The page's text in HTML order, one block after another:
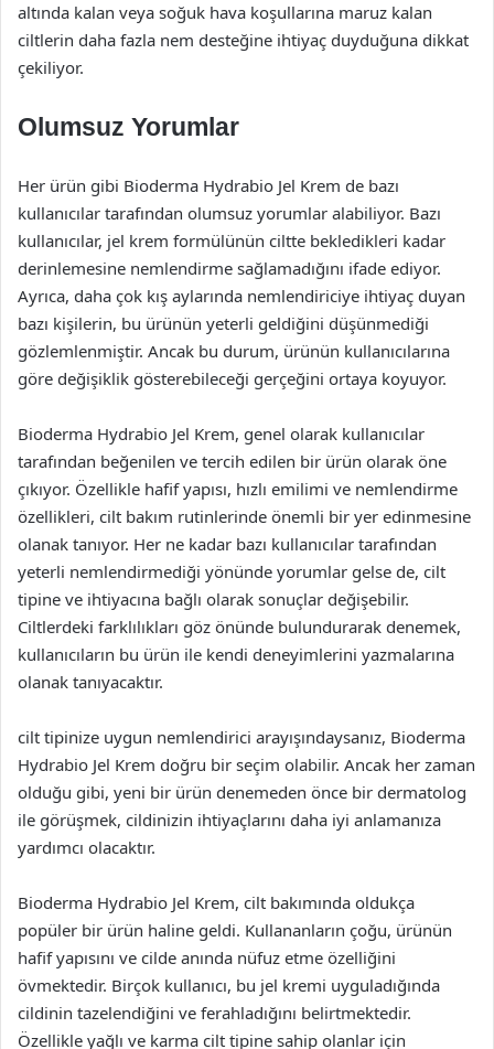
altında kalan veya soğuk hava koşullarına maruz kalan
ciltlerin daha fazla nem desteğine ihtiyaç duyduğuna dikkat
çekiliyor.
Olumsuz Yorumlar
Her ürün gibi Bioderma Hydrabio Jel Krem de bazı
kullanıcılar tarafından olumsuz yorumlar alabiliyor. Bazı
kullanıcılar, jel krem formülünün ciltte bekledikleri kadar
derinlemesine nemlendirme sağlamadığını ifade ediyor.
Ayrıca, daha çok kış aylarında nemlendiriciye ihtiyaç duyan
bazı kişilerin, bu ürünün yeterli geldiğini düşünmediği
gözlemlenmiştir. Ancak bu durum, ürünün kullanıcılarına
göre değişiklik gösterebileceği gerçeğini ortaya koyuyor.
Bioderma Hydrabio Jel Krem, genel olarak kullanıcılar
tarafından beğenilen ve tercih edilen bir ürün olarak öne
çıkıyor. Özellikle hafif yapısı, hızlı emilimi ve nemlendirme
özellikleri, cilt bakım rutinlerinde önemli bir yer edinmesine
olanak tanıyor. Her ne kadar bazı kullanıcılar tarafından
yeterli nemlendirmediği yönünde yorumlar gelse de, cilt
tipine ve ihtiyacına bağlı olarak sonuçlar değişebilir.
Ciltlerdeki farklılıkları göz önünde bulundurarak denemek,
kullanıcıların bu ürün ile kendi deneyimlerini yazmalarına
olanak tanıyacaktır.
cilt tipinize uygun nemlendirici arayışındaysanız, Bioderma
Hydrabio Jel Krem doğru bir seçim olabilir. Ancak her zaman
olduğu gibi, yeni bir ürün denemeden önce bir dermatolog
ile görüşmek, cildinizin ihtiyaçlarını daha iyi anlamanıza
yardımcı olacaktır.
Bioderma Hydrabio Jel Krem, cilt bakımında oldukça
popüler bir ürün haline geldi. Kullananların çoğu, ürünün
hafif yapısını ve cilde anında nüfuz etme özelliğini
övmektedir. Birçok kullanıcı, bu jel kremi uyguladığında
cildinin tazelendiğini ve ferahladığını belirtmektedir.
Özellikle yağlı ve karma cilt tipine sahip olanlar için